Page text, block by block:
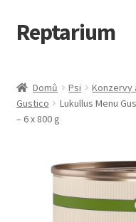
Přeskočit
na
Přejít
k
webu
Reptarium
Košík
Můj účet
Domů Psi Konzervy
Gustico
Lukullus Menu
– 6 x 800 g